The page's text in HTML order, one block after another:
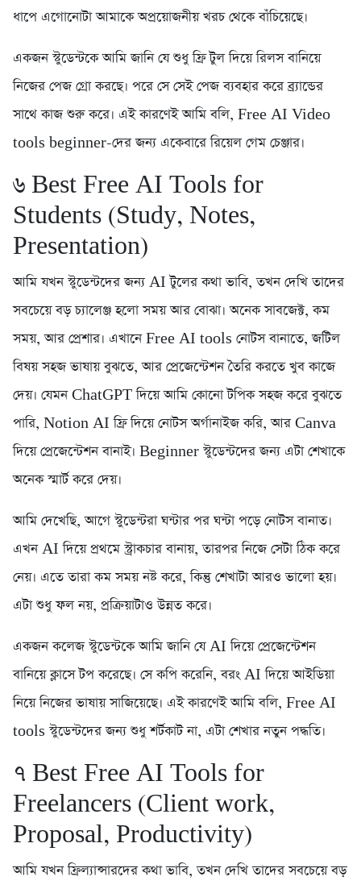
ধাপে এগোনোটা আমাকে অপ্রয়োজনীয় খরচ থেকে বাঁচিয়েছে।
একজন স্টুডেন্টকে আমি জানি যে শুধু ফ্রি টুল দিয়ে রিলস বানিয়ে
নিজের পেজ গ্রো করছে। পরে সে সেই পেজ ব্যবহার করে ব্র্যান্ডের
সাথে কাজ শুরু করে। এই কারণেই আমি বলি, Free AI Video
tools beginner-দের জন্য একেবারে রিয়েল গেম চেঞ্জার।
৬️ Best Free AI Tools for
Students (Study, Notes,
Presentation)
আমি যখন স্টুডেন্টদের জন্য AI টুলের কথা ভাবি, তখন দেখি তাদের
সবচেয়ে বড় চ্যালেঞ্জ হলো সময় আর বোঝা। অনেক সাবজেক্ট, কম
সময়, আর প্রেশার। এখানে Free AI tools নোটস বানাতে, জটিল
বিষয় সহজ ভাষায় বুঝতে, আর প্রেজেন্টেশন তৈরি করতে খুব কাজে
দেয়। যেমন ChatGPT দিয়ে আমি কোনো টপিক সহজ করে বুঝতে
পারি, Notion AI ফ্রি দিয়ে নোটস অর্গানাইজ করি, আর Canva
দিয়ে প্রেজেন্টেশন বানাই। Beginner স্টুডেন্টদের জন্য এটা শেখাকে
অনেক স্মার্ট করে দেয়।
আমি দেখেছি, আগে স্টুডেন্টরা ঘন্টার পর ঘন্টা পড়ে নোটস বানাত।
এখন AI দিয়ে প্রথমে স্ট্রাকচার বানায়, তারপর নিজে সেটা ঠিক করে
নেয়। এতে তারা কম সময় নষ্ট করে, কিন্তু শেখাটা আরও ভালো হয়।
এটা শুধু ফল নয়, প্রক্রিয়াটাও উন্নত করে।
একজন কলেজ স্টুডেন্টকে আমি জানি যে AI দিয়ে প্রেজেন্টেশন
বানিয়ে ক্লাসে টপ করেছে। সে কপি করেনি, বরং AI দিয়ে আইডিয়া
নিয়ে নিজের ভাষায় সাজিয়েছে। এই কারণেই আমি বলি, Free AI
tools স্টুডেন্টদের জন্য শুধু শর্টকাট না, এটা শেখার নতুন পদ্ধতি।
৭️ Best Free AI Tools for
Freelancers (Client work,
Proposal, Productivity)
আমি যখন ফ্রিল্যান্সারদের কথা ভাবি, তখন দেখি তাদের সবচেয়ে বড়